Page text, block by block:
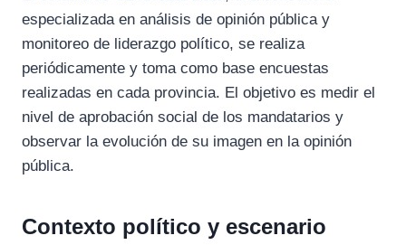
especializada en análisis de opinión pública y
monitoreo de liderazgo político, se realiza
periódicamente y toma como base encuestas
realizadas en cada provincia. El objetivo es medir el
nivel de aprobación social de los mandatarios y
observar la evolución de su imagen en la opinión
pública.
Contexto político y escenario